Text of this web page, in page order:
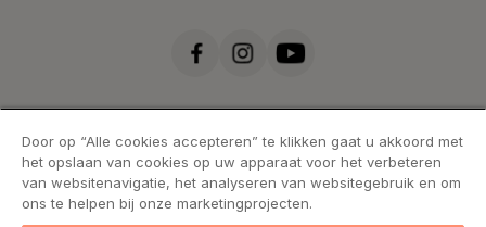
Door op “Alle cookies accepteren” te klikken gaat u akkoord met
het opslaan van cookies op uw apparaat voor het verbeteren
van websitenavigatie, het analyseren van websitegebruik en om
ons te helpen bij onze marketingprojecten.